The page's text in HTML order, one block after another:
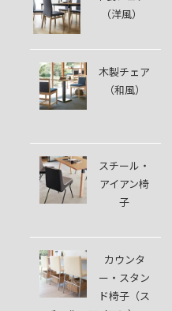
（洋風）
木製チェア
（和風）
スチール・
アイアン椅
子
カウンタ
ー・スタン
ド椅子（ス